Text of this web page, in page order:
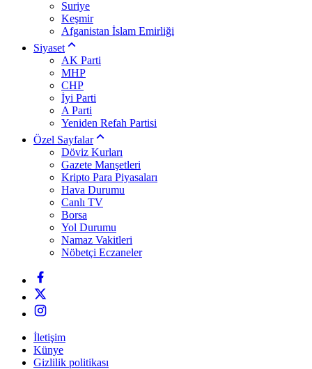
Suriye
Keşmir
Afganistan İslam Emirliği
Siyaset
AK Parti
MHP
CHP
İyi Parti
A Parti
Yeniden Refah Partisi
Özel Sayfalar
Döviz Kurları
Gazete Manşetleri
Kripto Para Piyasaları
Hava Durumu
Canlı TV
Borsa
Yol Durumu
Namaz Vakitleri
Nöbetçi Eczaneler
İletişim
Künye
Gizlilik politikası